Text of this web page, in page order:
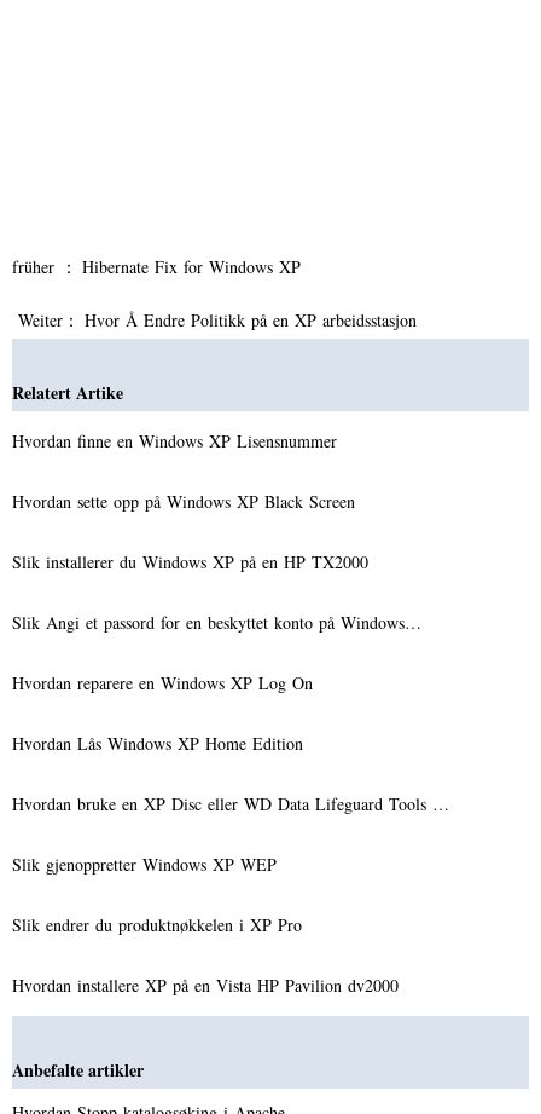
früher ： Hibernate Fix for Windows XP
Weiter： Hvor Å Endre Politikk på en XP arbeidsstasjon
Relatert Artike
Hvordan finne en Windows XP Lisensnummer
Hvordan sette opp på Windows XP Black Screen
Slik installerer du Windows XP på en HP TX2000
Slik Angi et passord for en beskyttet konto på Windows…
Hvordan reparere en Windows XP Log On
Hvordan Lås Windows XP Home Edition
Hvordan bruke en XP Disc eller WD Data Lifeguard Tools …
Slik gjenoppretter Windows XP WEP
Slik endrer du produktnøkkelen i XP Pro
Hvordan installere XP på en Vista HP Pavilion dv2000
Anbefalte artikler